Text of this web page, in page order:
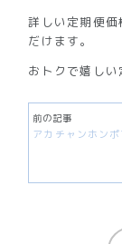
詳しい定期便
だけます。
おトクで嬉し
前の記事
アカチャンホンポ